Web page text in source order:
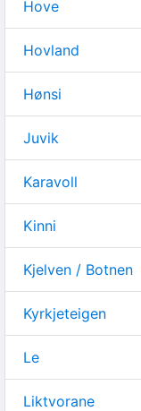
Hove
Hovland
Hønsi
Juvik
Karavoll
Kinni
Kjelven / Botnen
Kyrkjeteigen
Le
Liktvorane